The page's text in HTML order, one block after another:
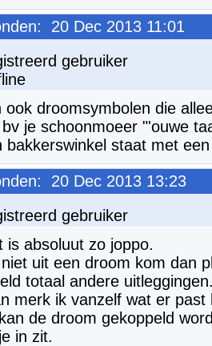
20 Dec 2013 11:01
gebruiker
ook droomsymbolen die
je schoonmoeer "'ouwe
bakkerswinkel staat met
20 Dec 2013 13:23
gebruiker
is absoluut zo joppo.
uit een droom kom dan
totaal andere
merk ik vanzelf wat er past
de droom gekoppeld
in zit.